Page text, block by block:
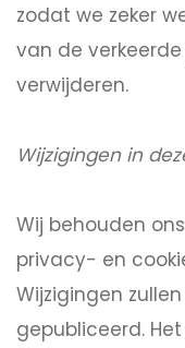
zodat we zeker
van de
verwijderen.
Wijzigingen in
Wij behouden
privacy- en
Wijzigingen
gepubliceerd.